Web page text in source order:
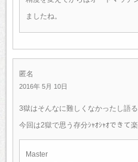
ましたね。
匿名
2016年 5月 10日
3獄はそんなに難しくなかったし語
今回は2獄で思う存分ｼｬｵｼｬｵできて
Master